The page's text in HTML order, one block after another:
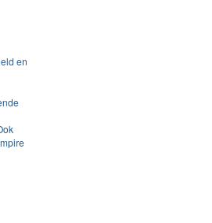
en